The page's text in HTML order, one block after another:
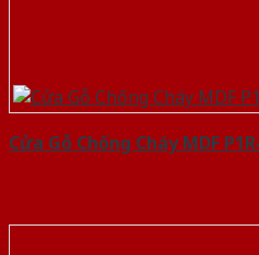
Cửa Gỗ Chống Cháy MDF